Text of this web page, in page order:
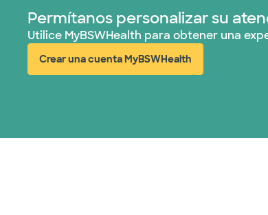
Permítanos personalizar su
Utilice MyBSWHealth para obtener una
Crear una cuenta MyBSWHealth
(abre en ventana nueva)